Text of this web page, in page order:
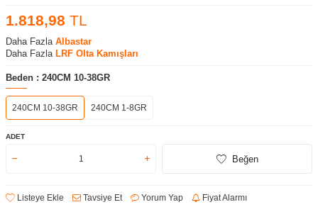
1.818,98 TL
Daha Fazla Albastar
Daha Fazla LRF Olta Kamışları
Beden : 240CM 10-38GR
240CM 10-38GR 240CM 1-8GR
ADET
Beğen
Listeye Ekle Tavsiye Et Yorum Yap Fiyat Alarmı